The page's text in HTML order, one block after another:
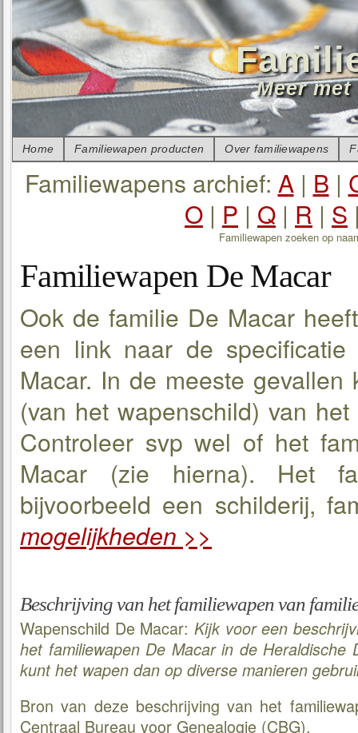
Familiewapens archief: A| B |
O | P | Q | R | S
Familiewapen zoeken op
Familiewapen De Macar
Ook de familie De Macar
een link naar de
Macar. In de meeste
(van het wapenschild) van
Controleer svp wel of het
Macar (zie hierna). Het
bijvoorbeeld een schilderij,
mogelijkheden >>
Beschrijving van het familiewapen van
Wapenschild De Macar: Kijk voor een
het familiewapen De Macar in de Heraldische
kunt het wapen dan op diverse manieren
Bron van deze beschrijving van het
Centraal Bureau voor Genealogie (CBG).
Home Familiewapen producten Over familiewapens
Meer